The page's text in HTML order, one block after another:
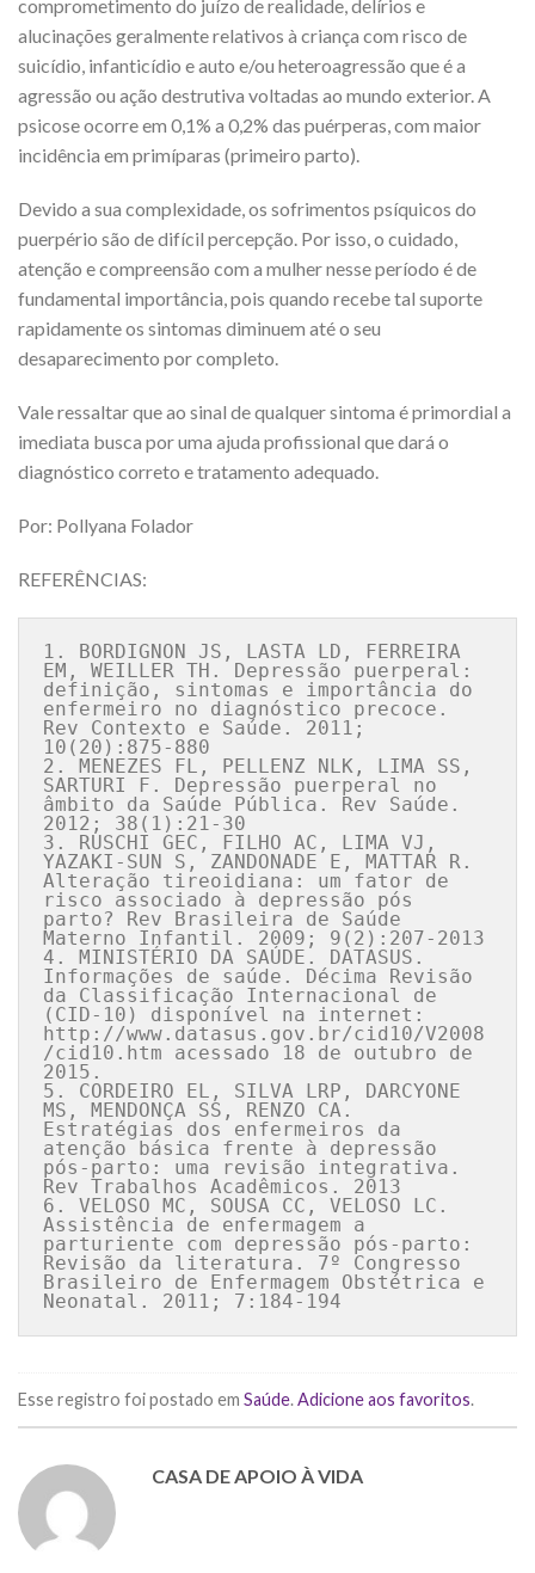
comprometimento do juízo de realidade, delírios e
alucinações geralmente relativos à criança com risco de
suicídio, infanticídio e auto e/ou heteroagressão que é a
agressão ou ação destrutiva voltadas ao mundo exterior. A
psicose ocorre em 0,1% a 0,2% das puérperas, com maior
incidência em primíparas (primeiro parto).
Devido a sua complexidade, os sofrimentos psíquicos do
puerpério são de difícil percepção. Por isso, o cuidado,
atenção e compreensão com a mulher nesse período é de
fundamental importância, pois quando recebe tal suporte
rapidamente os sintomas diminuem até o seu
desaparecimento por completo.
Vale ressaltar que ao sinal de qualquer sintoma é primordial a
imediata busca por uma ajuda profissional que dará o
diagnóstico correto e tratamento adequado.
Por: Pollyana Folador
REFERÊNCIAS:
1. BORDIGNON JS, LASTA LD, FERREIRA
EM, WEILLER TH. Depressão puerperal:
definição, sintomas e importância do
enfermeiro no diagnóstico precoce.
Rev Contexto e Saúde. 2011;
10(20):875-880
2. MENEZES FL, PELLENZ NLK, LIMA SS,
SARTURI F. Depressão puerperal no
âmbito da Saúde Pública. Rev Saúde.
2012; 38(1):21-30
3. RUSCHI GEC, FILHO AC, LIMA VJ,
YAZAKI-SUN S, ZANDONADE E, MATTAR R.
Alteração tireoidiana: um fator de
risco associado à depressão pós
parto? Rev Brasileira de Saúde
Materno Infantil. 2009; 9(2):207-2013
4. MINISTÉRIO DA SAÚDE. DATASUS.
Informações de saúde. Décima Revisão
da Classificação Internacional de
(CID-10) disponível na internet:
http://www.datasus.gov.br/cid10/V2008
/cid10.htm acessado 18 de outubro de
2015.
5. CORDEIRO EL, SILVA LRP, DARCYONE
MS, MENDONÇA SS, RENZO CA.
Estratégias dos enfermeiros da
atenção básica frente à depressão
pós-parto: uma revisão integrativa.
Rev Trabalhos Acadêmicos. 2013
6. VELOSO MC, SOUSA CC, VELOSO LC.
Assistência de enfermagem a
parturiente com depressão pós-parto:
Revisão da literatura. 7º Congresso
Brasileiro de Enfermagem Obstétrica e
Neonatal. 2011; 7:184-194
Esse registro foi postado em Saúde.Adicione aos favoritos.
CASA DE APOIO À VIDA